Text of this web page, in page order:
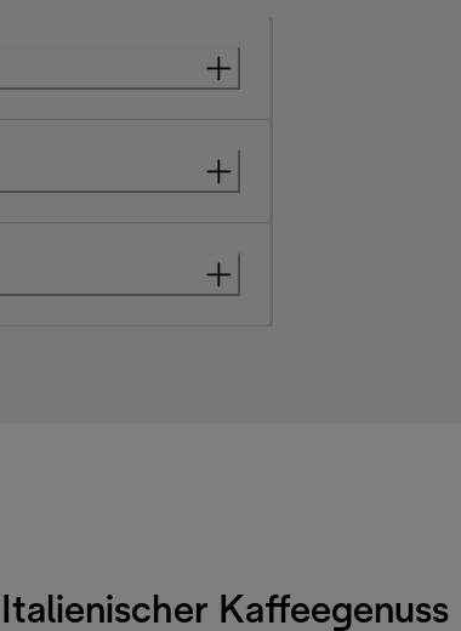
Italienischer Kaffeegenuss